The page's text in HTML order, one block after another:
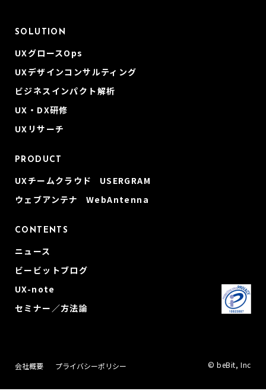
SOLUTION
UXグロースOps
UXデザインコンサルティング
ビジネスインパクト解析
UX・DX研修
UXリサーチ
PRODUCT
UXチームクラウド USERGRAM
ウェブアンテナ WebAntenna
CONTENTS
ニュース
ビービットブログ
UX-note
セミナー／方法論
会社概要 プライバシーポリシー © beBit, Inc